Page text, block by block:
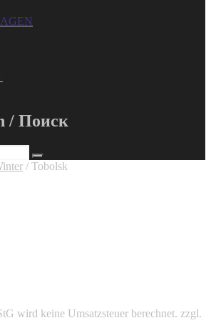
/ Поиск
/ Tobolsk
wird keine Umsatzsteuer berechnet. zzgl.